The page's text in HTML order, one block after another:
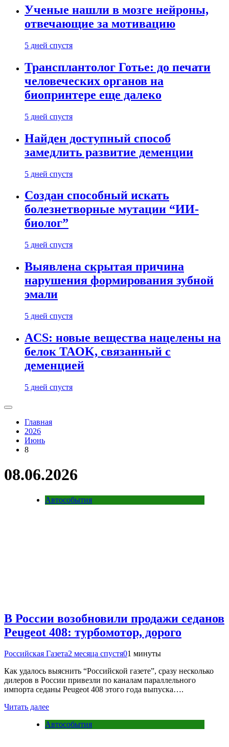
Ученые нашли в мозге нейроны,
отвечающие за мотивацию
5 дней спустя
Трансплантолог Готье: до печати
человеческих органов на
биопринтере еще далеко
5 дней спустя
Найден доступный способ
замедлить развитие деменции
5 дней спустя
Создан способный искать
болезнетворные мутации “ИИ-
биолог”
5 дней спустя
Выявлена скрытая причина
нарушения формирования зубной
эмали
5 дней спустя
ACS: новые вещества нацелены на
белок TAOK, связанный с
деменцией
5 дней спустя
Главная
2026
Июнь
8
08.06.2026
Автособытия
В России возобновили продажи седанов
Peugeot 408: турбомотор, дорого
Российская Газета2 месяца спустя01 минуты
Как удалось выяснить “Российской газете”, сразу несколько
дилеров в России привезли по каналам параллельного
импорта седаны Peugeot 408 этого года выпуска….
Читать далее
Автособытия